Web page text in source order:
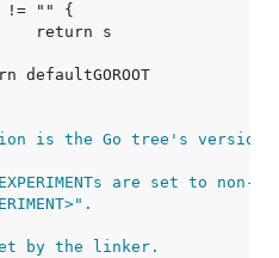
is the Go tree's
are set to
by the linker.